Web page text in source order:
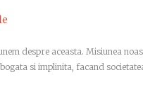
despre aceasta. Misiunea
si implinita, facand